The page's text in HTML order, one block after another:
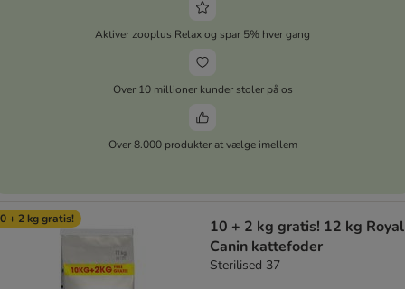
Aktiver zooplus Relax og spar 5% hver gang
Over 10 millioner kunder stoler på os
Over 8.000 produkter at vælge imellem
+ 2 kg gratis!
10 + 2 kg gratis! 12 kg Royal
Canin kattefoder
Sterilised 37